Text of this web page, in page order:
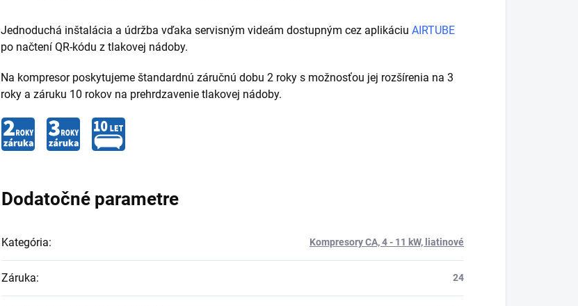
Jednoduchá inštalácia a údržba vďaka servisným videám dostupným cez aplikáciu AIRTUBE
po načtení QR-kódu z tlakovej nádoby.
Na kompresor poskytujeme štandardnú záručnú dobu 2 roky s možnosťou jej rozšírenia na 3
roky a záruku 10 rokov na prehrdzavenie tlakovej nádoby.
Dodatočné parametre
Kategória: Kompresory CA, 4 - 11 kW, liatinové
Záruka: 24